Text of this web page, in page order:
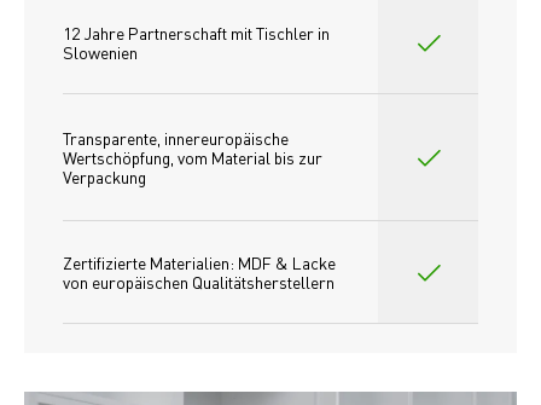
12 Jahre Partnerschaft mit Tischler in
Slowenien
Transparente, innereuropäische
Wertschöpfung, vom Material bis zur
Verpackung
Zertifizierte Materialien: MDF & Lacke
von europäischen Qualitätsherstellern